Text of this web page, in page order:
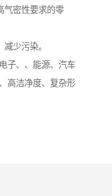
气密性要求的零
少污染。
子、、能源、汽车
高洁净度、复杂形